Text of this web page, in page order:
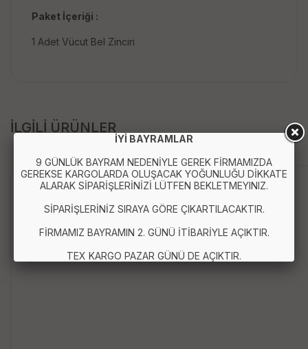
Paket İçeriği :
1 Adet Vücut Bel Zinciri
İLGİLİ ÜRÜNLER
Anında Kargo
İYİ BAYRAMLAR
9 GÜNLÜK BAYRAM NEDENİYLE GEREK FİRMAMIZDA
GEREKSE KARGOLARDA OLUŞACAK YOĞUNLUĞU DİKKATE
ALARAK SİPARİŞLERİNİZİ LÜTFEN BEKLETMEYINIZ.
SİPARİŞLERİNİZ SIRAYA GÖRE ÇIKARTILACAKTIR.
FİRMAMIZ BAYRAMIN 2. GÜNÜ İTİBARİYLE AÇIKTIR.
TEX KARGO PAZAR GÜNÜ DE AÇIKTIR.